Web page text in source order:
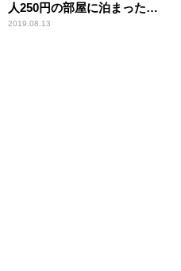
人250円の部屋に泊まった
ら……」
2019.08.13